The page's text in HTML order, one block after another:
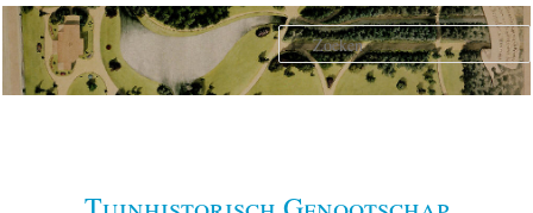
Spring
naar
primaire